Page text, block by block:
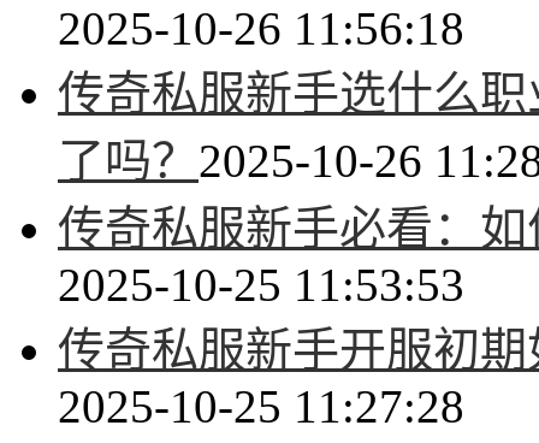
2025-10-26 11:56:18
传奇私服新手选什么
了吗？ 2025-10-26
传奇私服新手必看：
2025-10-25 11:53:53
传奇私服新手开服初
2025-10-25 11:27:28